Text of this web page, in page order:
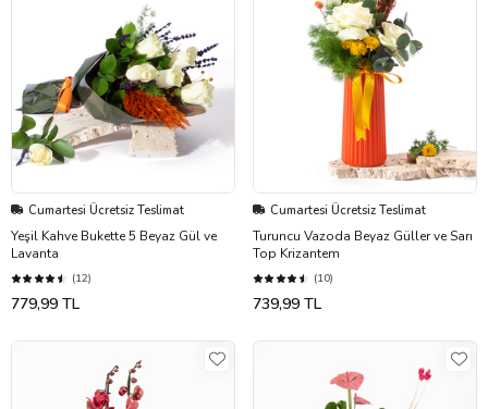
Cumartesi Ücretsiz Teslimat
Yeşil Kahve Bukette 5 Beyaz Gül ve
Lavanta
(12)
779,99 TL
Cumartesi Ücretsiz Teslimat
Turuncu Vazoda Beyaz Güller ve Sarı
Top Krizantem
(10)
739,99 TL